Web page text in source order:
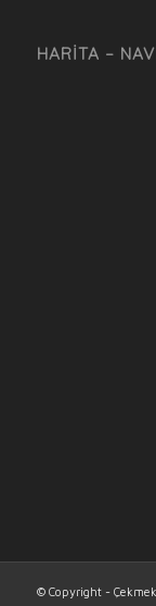
HARITA –
© Copyright -